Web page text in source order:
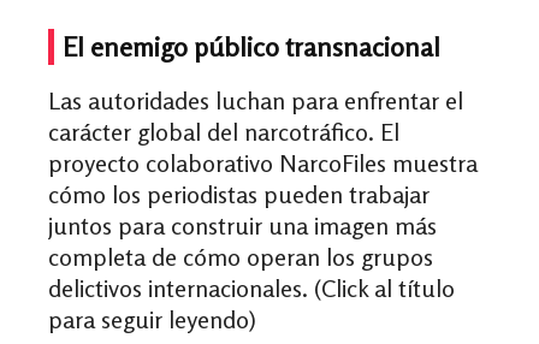
El enemigo público transnacional
Las autoridades luchan para enfrentar el
carácter global del narcotráfico. El
proyecto colaborativo NarcoFiles muestra
cómo los periodistas pueden trabajar
juntos para construir una imagen más
completa de cómo operan los grupos
delictivos internacionales. (Click al título
para seguir leyendo)